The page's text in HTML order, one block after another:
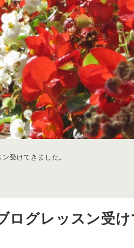
受けてきました。
ログレッスン受け